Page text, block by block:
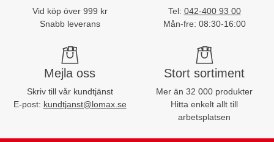
Vid köp över 999 kr
Snabb leverans
Tel: 042-400 93 00
Mån-fre: 08:30-16:00
Mejla oss
Skriv till vår kundtjänst
E-post: kundtjanst@lomax.se
Stort sortiment
Mer än 32 000 produkter
Hitta enkelt allt till
arbetsplatsen